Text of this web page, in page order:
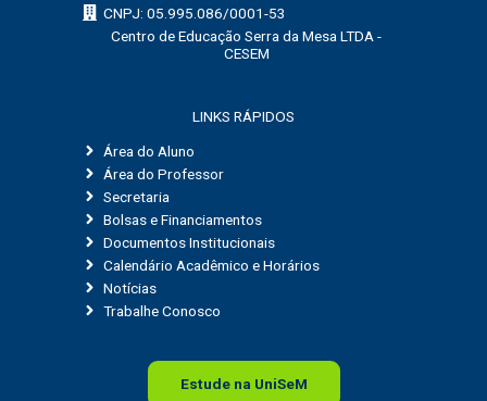
CNPJ: 05.995.086/0001-53
Centro de Educação Serra da Mesa LTDA -
CESEM
LINKS RÁPIDOS
Área do Aluno
Área do Professor
Secretaria
Bolsas e Financiamentos
Documentos Institucionais
Calendário Acadêmico e Horários
Notícias
Trabalhe Conosco
Estude na UniSeM